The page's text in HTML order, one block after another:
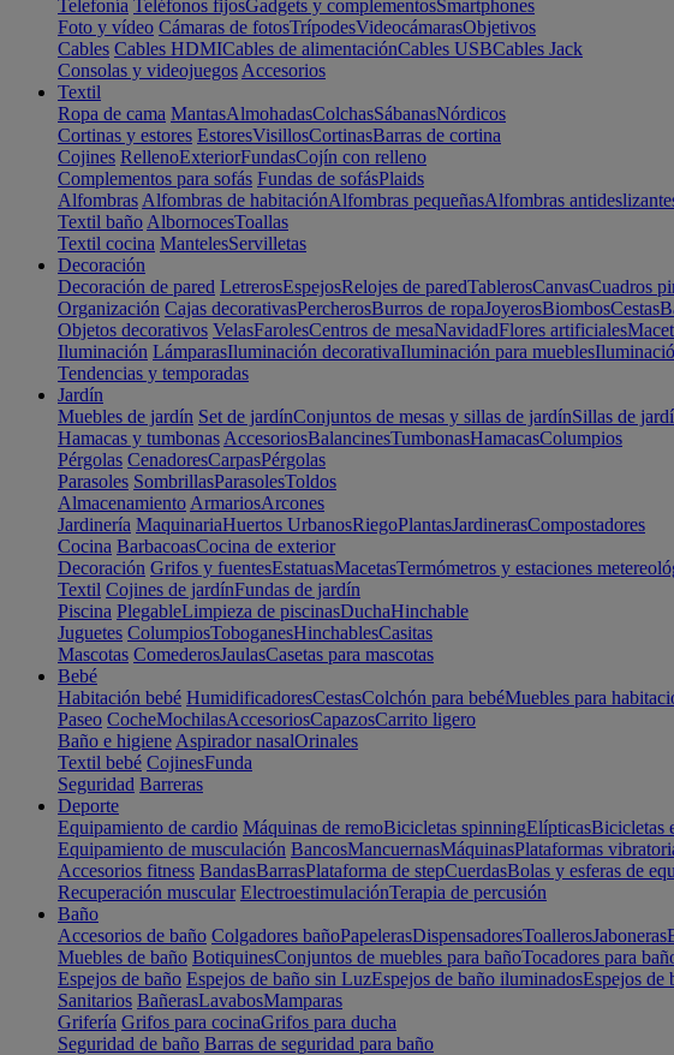
Telefonía Teléfonos fijosGadgets y complementosSmartphones
Foto y vídeo Cámaras de fotosTrípodesVideocámarasObjetivos
Cables Cables HDMICables de alimentaciónCables USBCables Jack
Consolas y videojuegos Accesorios
Textil
Ropa de cama MantasAlmohadasColchasSábanasNórdicos
Cortinas y estores EstoresVisillosCortinasBarras de cortina
Cojines RellenoExteriorFundasCojín con relleno
Complementos para sofás Fundas de sofásPlaids
Alfombras Alfombras de habitaciónAlfombras pequeñasAlfombras
Textil baño AlbornocesToallas
Textil cocina MantelesServilletas
Decoración
Decoración de pared LetrerosEspejosRelojes de paredTablerosCanvasCuadros
Organización Cajas decorativasPercherosBurros de ropaJoyerosBiombosCestas
Objetos decorativos VelasFarolesCentros de mesaNavidadFlores artificiales
Iluminación LámparasIluminación decorativaIluminación para muebles
Tendencias y temporadas
Jardín
Muebles de jardín Set de jardínConjuntos de mesas y sillas de jardínSillas de
Hamacas y tumbonas AccesoriosBalancinesTumbonasHamacasColumpios
Pérgolas CenadoresCarpasPérgolas
Parasoles SombrillasParasolesToldos
Almacenamiento ArmariosArcones
Jardinería MaquinariaHuertos UrbanosRiegoPlantasJardinerasCompostadores
Cocina BarbacoasCocina de exterior
Decoración Grifos y fuentesEstatuasMacetasTermómetros y estaciones
Textil Cojines de jardínFundas de jardín
Piscina PlegableLimpieza de piscinasDuchaHinchable
Juguetes ColumpiosToboganesHinchablesCasitas
Mascotas ComederosJaulasCasetas para mascotas
Bebé
Habitación bebé HumidificadoresCestasColchón para bebéMuebles para
Paseo CocheMochilasAccesoriosCapazosCarrito ligero
Baño e higiene Aspirador nasalOrinales
Textil bebé CojinesFunda
Seguridad Barreras
Deporte
Equipamiento de cardio Máquinas de remoBicicletas spinningElípticasBicicletas
Equipamiento de musculación BancosMancuernasMáquinasPlataformas
Accesorios fitness BandasBarrasPlataforma de stepCuerdasBolas y esferas de
Recuperación muscular ElectroestimulaciónTerapia de percusión
Baño
Accesorios de baño Colgadores bañoPapelerasDispensadoresToallerosJaboneras
Muebles de baño BotiquinesConjuntos de muebles para bañoTocadores para
Espejos de baño Espejos de baño sin LuzEspejos de baño iluminadosEspejos de
Sanitarios BañerasLavabosMamparas
Grifería Grifos para cocinaGrifos para ducha
Seguridad de baño Barras de seguridad para baño